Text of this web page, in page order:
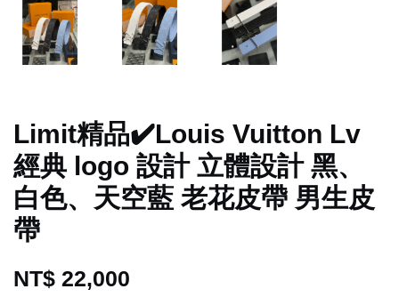
Limit精品✔️Louis Vuitton Lv
經典 logo 設計 立體設計 黑、
白色、天空藍 老花皮帶 男生皮
帶
NT$ 22,000